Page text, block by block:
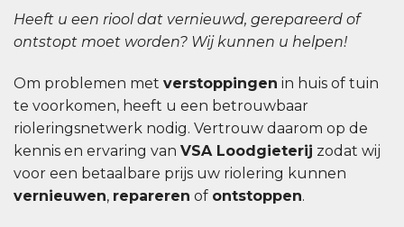
Heeft u een riool dat vernieuwd, gerepareerd of
ontstopt moet worden? Wij kunnen u helpen!
Om problemen met verstoppingen in huis of tuin
te voorkomen, heeft u een betrouwbaar
rioleringsnetwerk nodig. Vertrouw daarom op de
kennis en ervaring van VSA Loodgieterij zodat wij
voor een betaalbare prijs uw riolering kunnen
vernieuwen, repareren of ontstoppen.